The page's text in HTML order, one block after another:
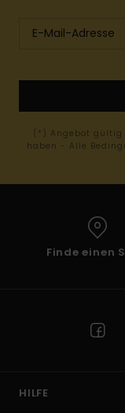
(*) Angebot gültig
haben - Alle
Finde einen
HILFE